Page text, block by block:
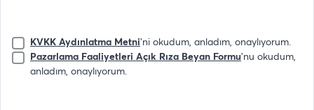
KVKK Aydınlatma Metni'ni okudum, anladım, onaylıyorum.
Pazarlama Faaliyetleri Açık Rıza Beyan Formu'nu okudum,
anladım, onaylıyorum.